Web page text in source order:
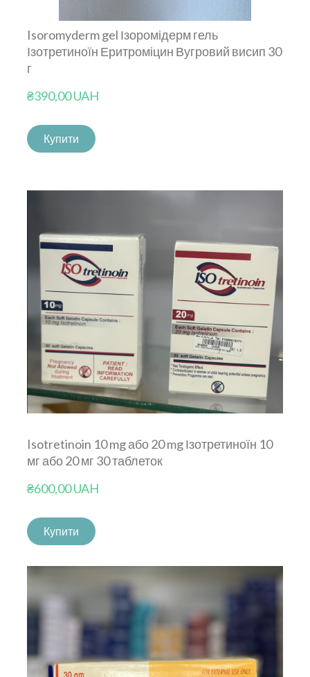
Isoromyderm gel Ізоромідерм гель
Ізотретиноїн Еритроміцин Вугровий висип 30
г
₴390,00 UAH
Купити
Isotretinoin 10 mg або 20 mg Ізотретиноїн 10
мг або 20 мг 30 таблеток
₴600,00 UAH
Купити